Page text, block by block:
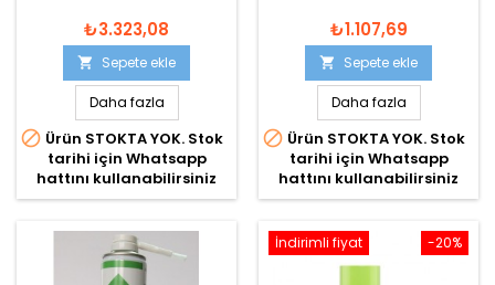
₺3.323,08
 Sepete ekle
Daha fazla
 Ürün STOKTA YOK. Stok
tarihi için Whatsapp
hattını kullanabilirsiniz
₺1.107,69
 Sepete ekle
Daha fazla
 Ürün STOKTA YOK. Stok
tarihi için Whatsapp
hattını kullanabilirsiniz
-20%
İndirimli fiyat